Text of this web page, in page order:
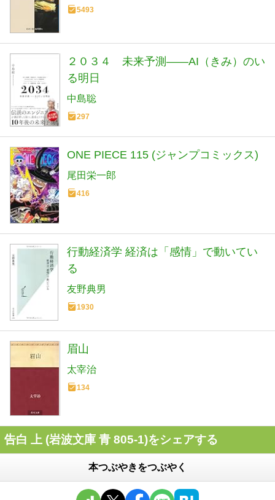
5493
２０３４ 未来予測――AI（きみ）のい
る明日
中島聡
297
ONE PIECE 115 (ジャンプコミックス)
尾田栄一郎
416
行動経済学 経済は「感情」で動いてい
る
友野典男
1930
眉山
太宰治
134
告白 上 (岩波文庫 青 805-1)をシェアする
本つぶやきをつぶやく